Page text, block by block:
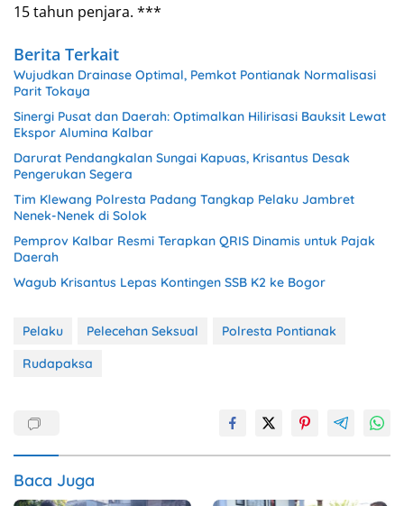
15 tahun penjara. ***
Berita Terkait
Wujudkan Drainase Optimal, Pemkot Pontianak Normalisasi
Parit Tokaya
Sinergi Pusat dan Daerah: Optimalkan Hilirisasi Bauksit Lewat
Ekspor Alumina Kalbar
Darurat Pendangkalan Sungai Kapuas, Krisantus Desak
Pengerukan Segera
Tim Klewang Polresta Padang Tangkap Pelaku Jambret
Nenek-Nenek di Solok
Pemprov Kalbar Resmi Terapkan QRIS Dinamis untuk Pajak
Daerah
Wagub Krisantus Lepas Kontingen SSB K2 ke Bogor
Pelaku Pelecehan Seksual
Polresta Pontianak
Rudapaksa
Baca Juga